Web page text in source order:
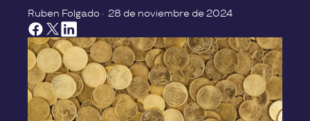
Ruben Folgado · 28 de noviembre de 2024